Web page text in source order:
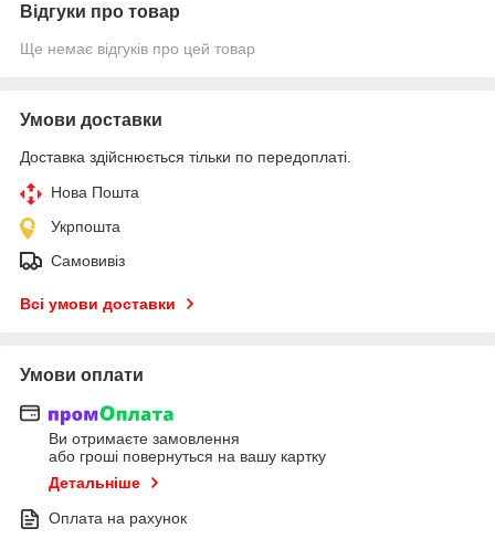
Відгуки про товар
Ще немає відгуків про цей товар
Умови доставки
Доставка здійснюється тільки по передоплаті.
Нова Пошта
Укрпошта
Самовивіз
Всі умови доставки
Умови оплати
Ви отримаєте замовлення
або гроші повернуться на вашу картку
Детальніше
Оплата на рахунок